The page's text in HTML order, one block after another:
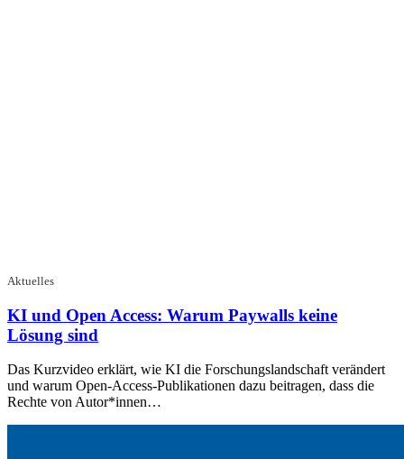
Aktuelles
KI und Open Access: Warum Paywalls keine
Lösung sind
Das Kurzvideo erklärt, wie KI die Forschungslandschaft verändert
und warum Open-Access-Publikationen dazu beitragen, dass die
Rechte von Autor*innen…